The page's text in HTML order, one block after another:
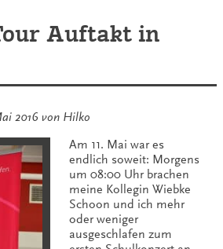
Auftakt in
2016 von Hilko
Am 11. Mai war es
endlich soweit: Morgens
um 08:00 Uhr brachen
meine Kollegin Wiebke
Schoon und ich mehr
oder weniger
ausgeschlafen zum